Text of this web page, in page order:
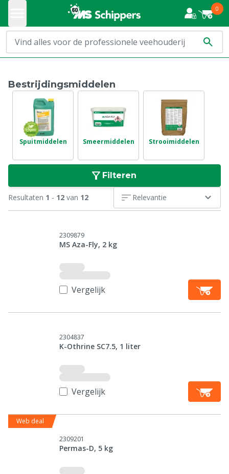
0
Bestrijdingsmiddelen
Spuitmiddelen Smeermiddelen Strooimiddelen
Filteren
Resultaten 1 - 12 van 12 Relevantie
2309879
MS Aza-Fly, 2 kg
Vergelijk
2304837
K-Othrine SC7.5, 1 liter
Vergelijk
Web deal
2309201
Permas-D, 5 kg